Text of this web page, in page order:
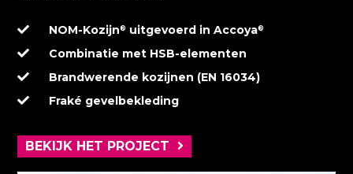
NOM-Kozijn® uitgevoerd in Accoya®
Combinatie met HSB-elementen
Brandwerende kozijnen (EN 16034)
Fraké gevelbekleding
BEKIJK HET PROJECT